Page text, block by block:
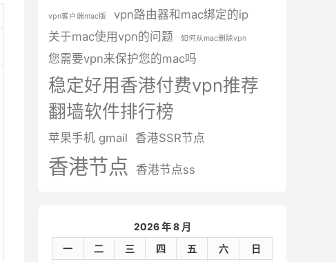
vpn客户端mac版
vpn路由器和mac绑定的ip
关于mac使用vpn的问题
如何从mac删除vpn
您需要vpn来保护您的mac吗
稳定好用香港付费vpn推荐
翻墙软件排行榜
苹果手机 gmail 香港SSR节点
香港节点 香港节点ss
2026 年 8 月
一
二 三 四 五 六
日